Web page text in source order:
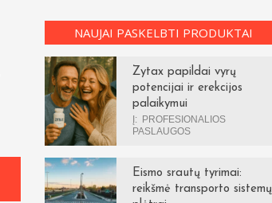
NAUJAI PASKELBTI PRODUKTAI
Zytax papildai vyrų
potencijai ir erekcijos
palaikymui
Į:
PROFESIONALIOS
PASLAUGOS
Eismo srautų tyrimai:
reikšmė transporto sistemų